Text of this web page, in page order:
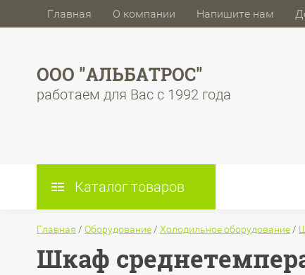
Главная О компании Напишите нам
ООО "АЛЬБАТРОС"
работаем для Вас с 1992 года
Каталог товаров
Главная / Оборудование / Холодильное оборудование /
Шкаф